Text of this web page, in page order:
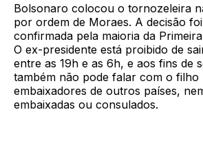
Bolsonaro colocou o tornozeleira
por ordem de Moraes. A decisão
confirmada pela maioria da
O ex-presidente está proibido de
entre as 19h e as 6h, e aos fins de
também não pode falar com o filho
embaixadores de outros países,
embaixadas ou consulados.